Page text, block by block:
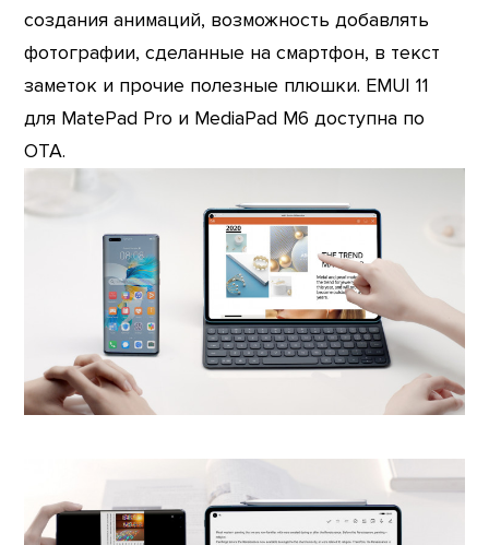
создания анимаций, возможность добавлять
фотографии, сделанные на смартфон, в текст
заметок и прочие полезные плюшки. EMUI 11
для MatePad Pro и MediaPad M6 доступна по
ОТА.